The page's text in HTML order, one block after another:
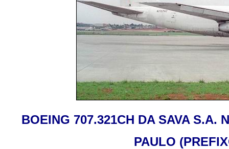
BOEING 707.321CH DA SAVA S.A.
PAULO